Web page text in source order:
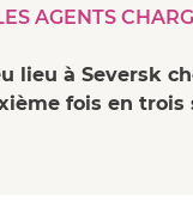
AGENTS
lieu à Seversk
fois en trois